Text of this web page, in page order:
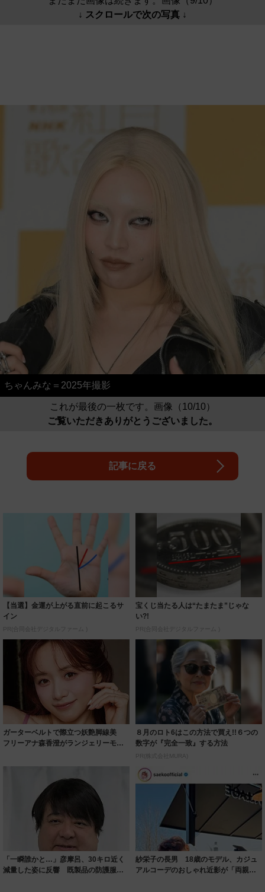
↓ スクロールで次の写真 ↓
ちゃんみな＝2025年撮影
これが最後の一枚です。画像（10/10）
ご覧いただきありがとうございました。
記事に戻る
【当選】金運が上がる直前に起こるサ
イン
PR(合同会社デジタルファーム )
宝くじ当たる人は“たまたま”じゃな
い?!
PR(合同会社デジタルファーム )
ガーターベルトで際立つ妖艶脚線美
フリーアナ森香澄がランジェリーモデ
８月のロト6はこの方法で買え!!６つの
数字が『完全一致』する方法
PR(株式会社MURA)
「一瞬誰かと…」彦摩呂、30キロ近く
減量した姿に反響 既製品の防護服が
紗栄子の長男 18歳のモデル、カジュ
アルコーデのおしゃれ近影が「両親の